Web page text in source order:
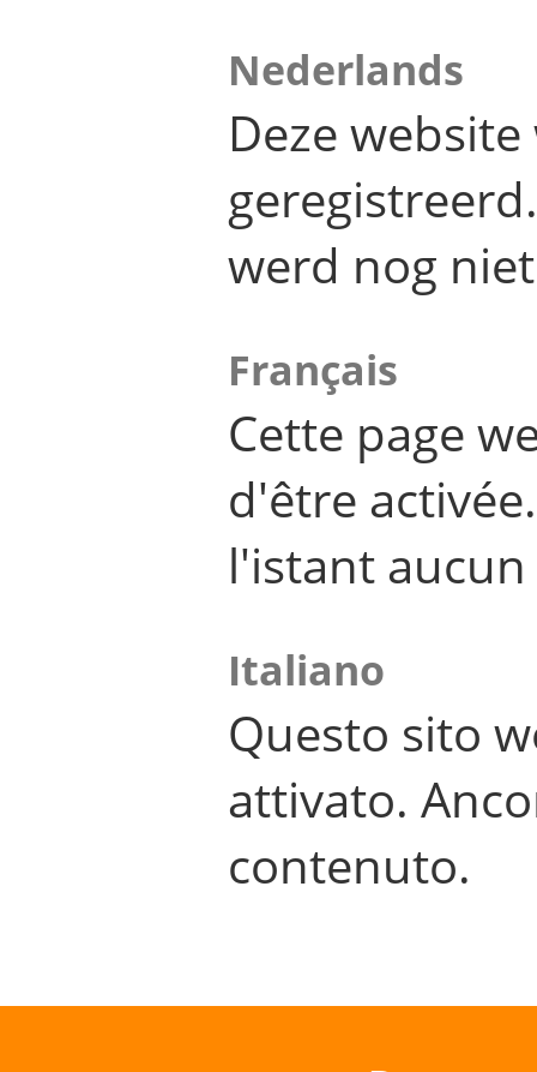
Nederlands
Deze
werd nog
Français
Cette page
d'être
l'istant
Italiano
Questo sito
attivato.
contenuto.